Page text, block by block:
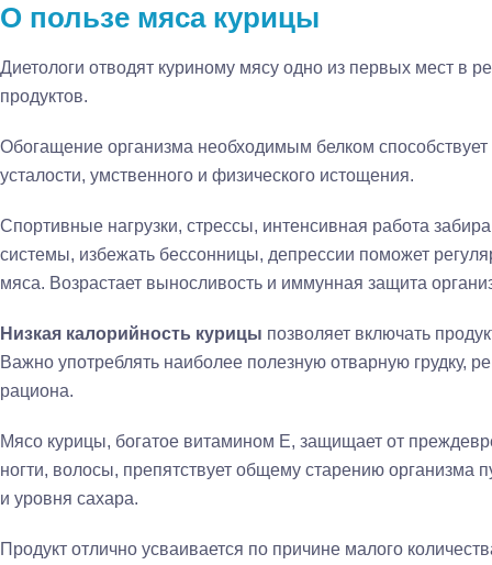
О пользе мяса курицы
Диетологи отводят куриному мясу одно из первых мест в
продуктов.
Обогащение организма необходимым белком
усталости, умственного и физического истощения.
Спортивные нагрузки, стрессы, интенсивная работа
системы, избежать бессонницы, депрессии поможет
мяса. Возрастает выносливость и иммунная защита
Низкая калорийность курицы позволяет включать
Важно употреблять наиболее полезную отварную грудку,
рациона.
Мясо курицы, богатое витамином Е, защищает от
ногти, волосы, препятствует общему старению организма
и уровня сахара.
Продукт отлично усваивается по причине малого